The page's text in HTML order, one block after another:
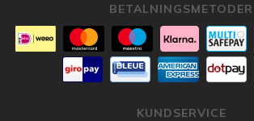
BETALNINGSMETODER
KUNDSERVICE